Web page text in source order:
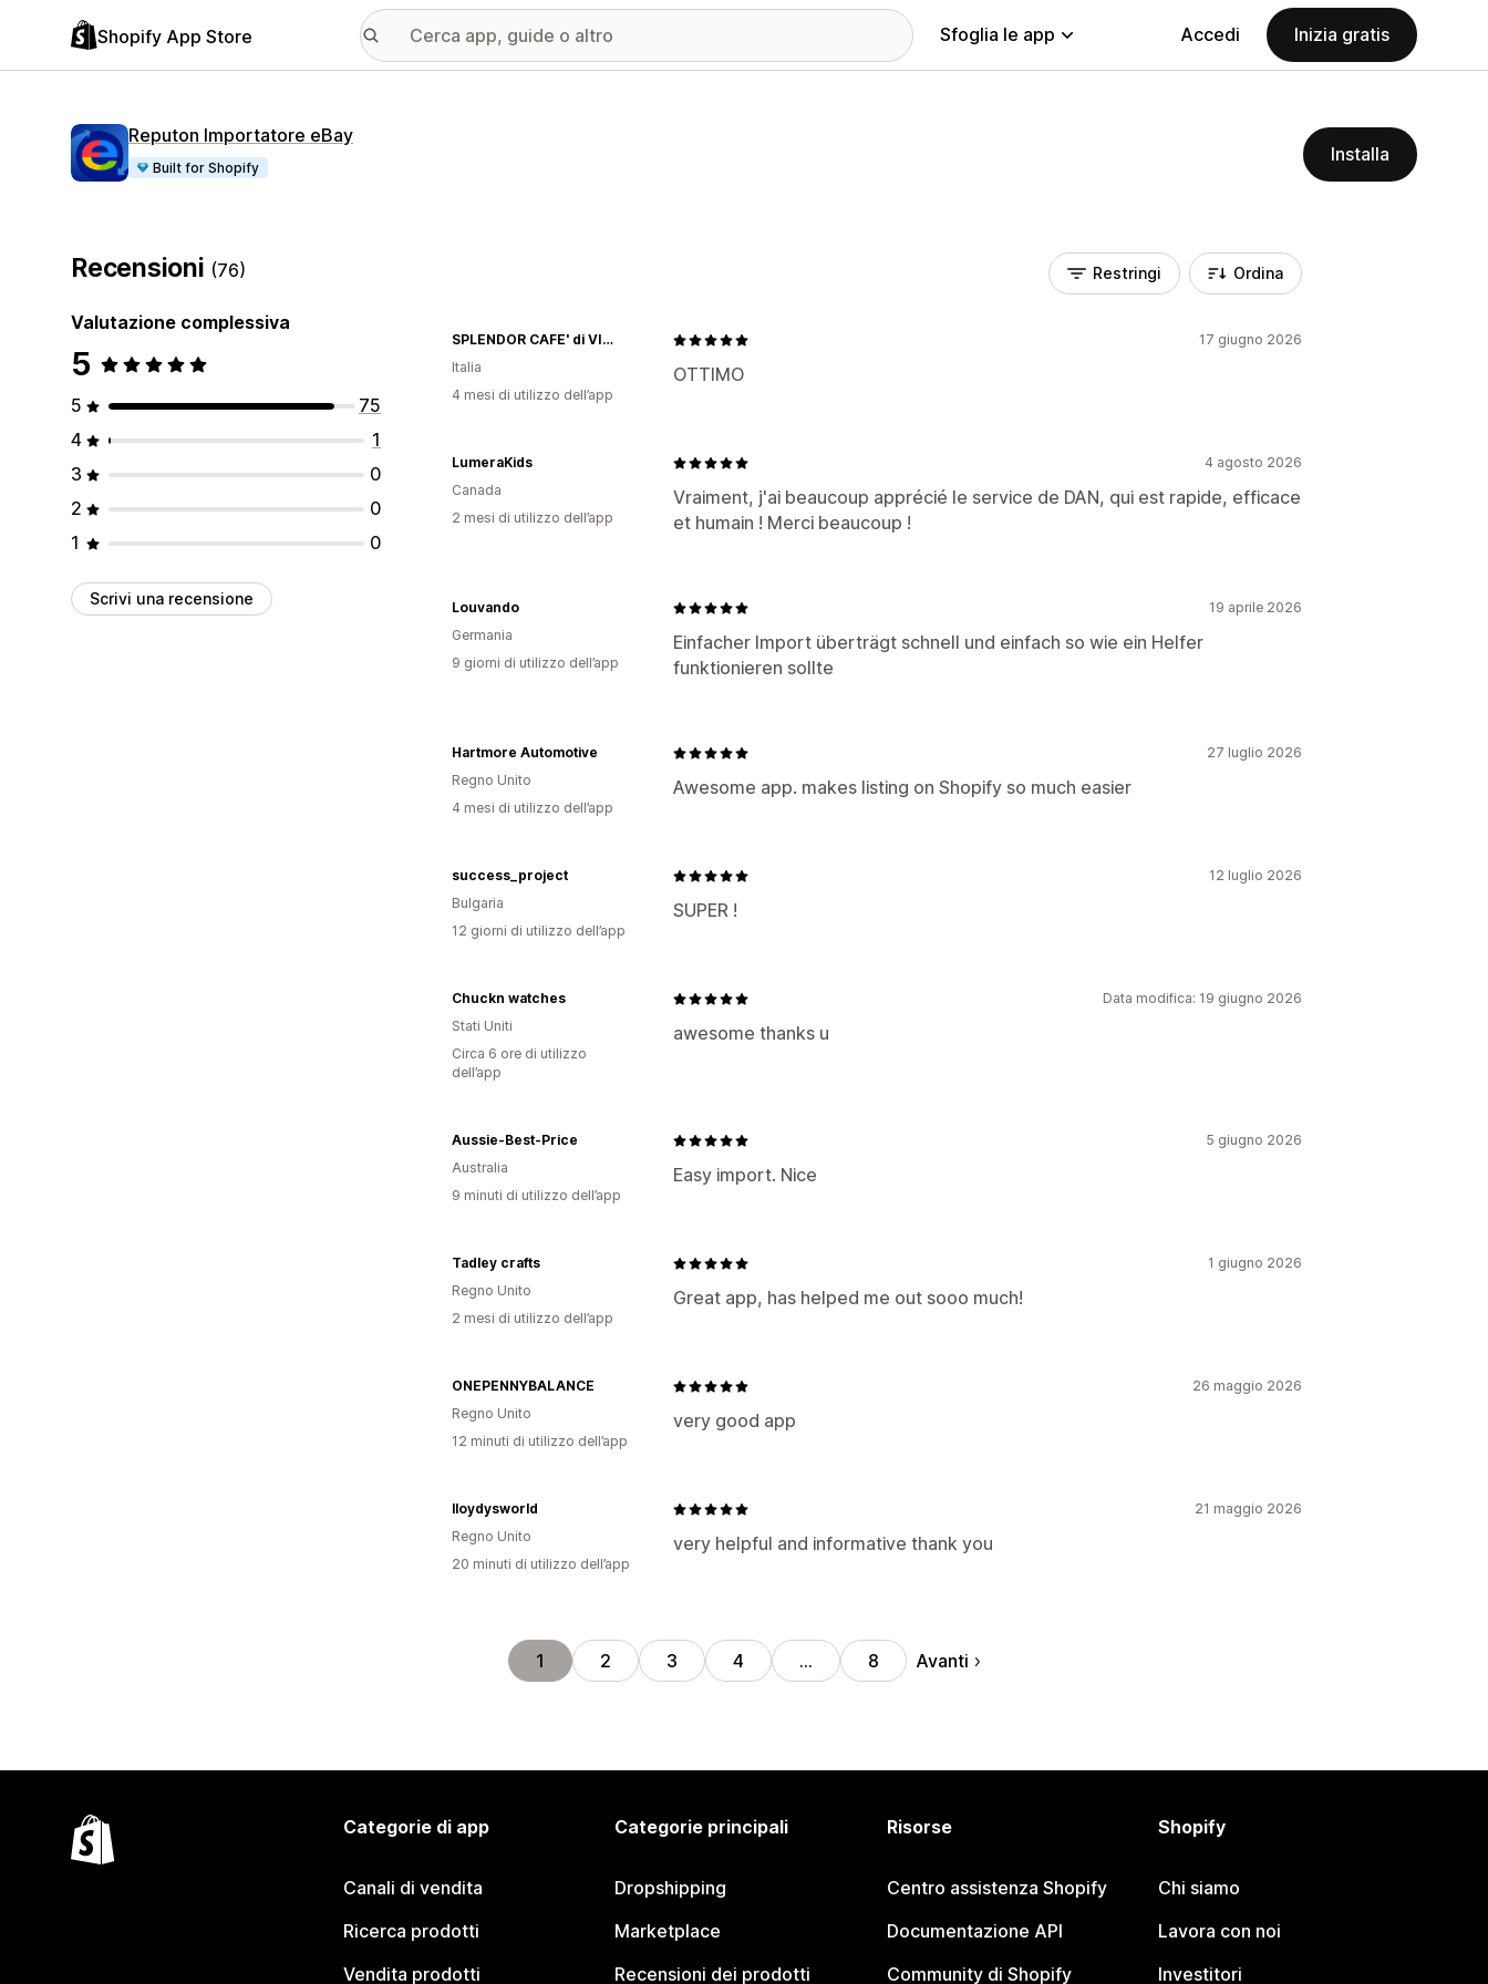
Shopify App Store Sfoglia le app Accedi Inizia gratis
Reputon Importatore eBay
Built for Shopify
Installa
Recensioni (76)
Valutazione complessiva
5
5
75
4
1
3
0
2
0
1
0
Scrivi una recensione
Restringi Ordina
17 giugno 2026
OTTIMO
SPLENDOR CAFE' di VITIELLO SALVATORE
Italia
4 mesi di utilizzo dell’app
4 agosto 2026
Vraiment, j'ai beaucoup apprécié le service de DAN, qui est rapide, efficace
et humain ! Merci beaucoup !
LumeraKids
Canada
2 mesi di utilizzo dell’app
19 aprile 2026
Einfacher Import überträgt schnell und einfach so wie ein Helfer
funktionieren sollte
Louvando
Germania
9 giorni di utilizzo dell’app
27 luglio 2026
Awesome app. makes listing on Shopify so much easier
Hartmore Automotive
Regno Unito
4 mesi di utilizzo dell’app
12 luglio 2026
SUPER !
success_project
Bulgaria
12 giorni di utilizzo dell’app
Data modifica: 19 giugno 2026
awesome thanks u
Chuckn watches
Stati Uniti
Circa 6 ore di utilizzo
dell’app
5 giugno 2026
Easy import. Nice
Aussie-Best-Price
Australia
9 minuti di utilizzo dell’app
1 giugno 2026
Great app, has helped me out sooo much!
Tadley crafts
Regno Unito
2 mesi di utilizzo dell’app
26 maggio 2026
very good app
ONEPENNYBALANCE
Regno Unito
12 minuti di utilizzo dell’app
21 maggio 2026
very helpful and informative thank you
lloydysworld
Regno Unito
20 minuti di utilizzo dell’app
1 2 3 4 … 8 Avanti
Categorie di app
Canali di vendita
Ricerca prodotti
Vendita prodotti
Categorie principali
Dropshipping
Marketplace
Recensioni dei prodotti
Risorse
Centro assistenza Shopify
Documentazione API
Community di Shopify
Shopify
Chi siamo
Lavora con noi
Investitori